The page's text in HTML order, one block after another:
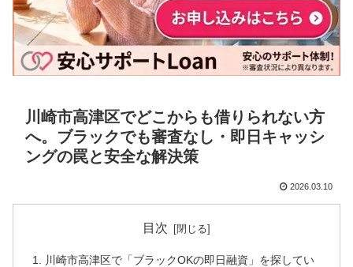
川崎市高津区でどこからも借りられない方
へ。ブラックでも審査なし・即日キャッシ
ングの罠と安全な解決策
2026.03.10
目次
川崎市高津区で「ブラックOKの即日融資」を探してい